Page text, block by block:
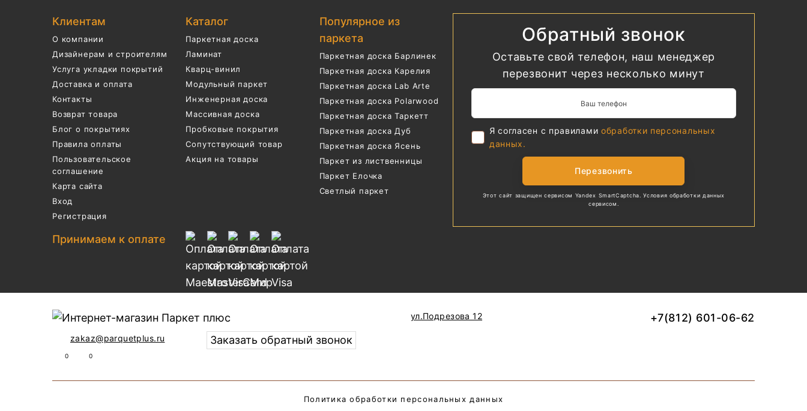
Клиентам
О компании
Дизайнерам и строителям
Услуга укладки покрытий
Доставка и оплата
Контакты
Возврат товара
Блог о покрытиях
Правила оплаты
Пользовательское
соглашение
Карта сайта
Вход
Регистрация
Каталог
Паркетная доска
Ламинат
Кварц-винил
Модульный паркет
Инженерная доска
Массивная доска
Пробковые покрытия
Сопутствующий товар
Акция на товары
Популярное из
паркета
Паркетная доска Барлинек
Паркетная доска Карелия
Паркетная доска Lab Arte
Паркетная доска Polarwood
Паркетная доска Таркетт
Паркетная доска Дуб
Паркетная доска Ясень
Паркет из лиственницы
Паркет Елочка
Светлый паркет
Принимаем к оплате
Обратный звонок
Оставьте свой телефон, наш менеджер
перезвонит через несколько минут
Я согласен с правилами обработки персональных
данных.
Перезвонить
Этот сайт защищен сервисом Yandex SmartCaptcha.Условия обработки данных
сервисом.
ул.Подрезова 12 +7(812) 601-06-62
zakaz@parquetplus.ru Заказать обратный звонок
Политика обработки персональных данных